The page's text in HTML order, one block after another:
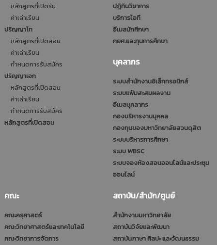
หลักสูตรที่เปิดรับ
ค่าเล่าเรียน
ปริญญาโท
หลักสูตรที่เปิดสอน
ค่าเล่าเรียน
กำหนดการรับสมัคร
ปริญญาเอก
หลักสูตรที่เปิดสอน
ค่าเล่าเรียน
กำหนดการรับสมัคร
หลักสูตรที่เปิดสอน
ปฎิทินวิชาการ
บริการไอที
อีเมลนักศึกษา
กยศ.และทุนการศึกษา
บุคลากร
ระบบสำนักงานอิเล็กทรอนิกส์
ระบบแฟ้มสะสมผลงาน
อีเมลบุคลากร
กองบริหารงานบุคคล
กองทุนของมหาวิทยาลัยสวนดุสิต
ระบบบริหารการศึกษา
ระบบ WBSC
ระบบจองห้องสอนออนไลน์และประชุม
ออนไลน์
คณะ
คณะครุศาสตร์
คณะวิทยาศาสตร์และเทคโนโลยี
คณะวิทยาการจัดการ
สถาบัน/สำนัก/ศูนย์
สำนักงานมหาวิทยาลัย
สถาบันวิจัยและพัฒนา
สถาบันภาษา ศิลปะ และวัฒนธรรม